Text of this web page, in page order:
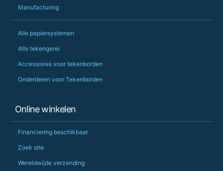
Manufacturing
Alle papiersystemen
Alle tekengerei
Accessoires voor tekenborden
Onderdelen voor Tekenborden
Online winkelen
Financiering beschikbaar
Zoek site
Wereldwijde verzending